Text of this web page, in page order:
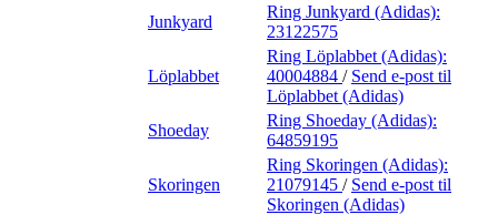
Junkyard
Ring Junkyard (Adidas):
23122575
Löplabbet
Ring Löplabbet (Adidas):
40004884 / Send e-post til
Löplabbet (Adidas)
Shoeday
Ring Shoeday (Adidas):
64859195
Skoringen
Ring Skoringen (Adidas):
21079145 / Send e-post til
Skoringen (Adidas)